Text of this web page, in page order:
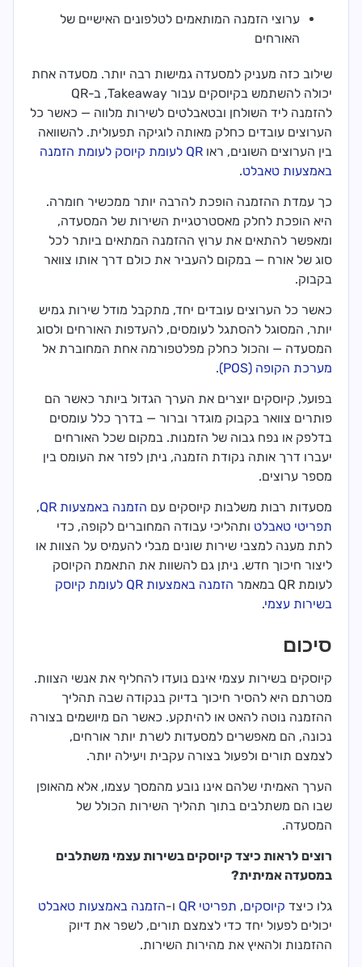
ערוצי הזמנה המותאמים לטלפונים האישיים של
האורחים
שילוב כזה מעניק למסעדה גמישות רבה יותר. מסעדה אחת
יכולה להשתמש בקיוסקים עבור Takeaway, ב-QR
להזמנה ליד השולחן ובטאבלטים לשירות מלווה — כאשר כל
הערוצים עובדים כחלק מאותה לוגיקה תפעולית. להשוואה
בין הערוצים השונים, ראו
QR לעומת קיוסק לעומת הזמנה
באמצעות טאבלט.
כך עמדת ההזמנה הופכת להרבה יותר ממכשיר חומרה.
היא הופכת לחלק מאסטרטגיית השירות של המסעדה,
ומאפשר להתאים את ערוץ ההזמנה המתאים ביותר לכל
סוג של אורח — במקום להעביר את כולם דרך אותו צוואר
בקבוק.
כאשר כל הערוצים עובדים יחד, מתקבל מודל שירות גמיש
יותר, המסוגל להסתגל לעומסים, להעדפות האורחים ולסוג
המסעדה — והכול כחלק מפלטפורמה אחת המחוברת אל
מערכת הקופה (POS)
.
בפועל, קיוסקים יוצרים את הערך הגדול ביותר כאשר הם
פותרים צוואר בקבוק מוגדר וברור — בדרך כלל עומסים
בדלפק או נפח גבוה של הזמנות. במקום שכל האורחים
יעברו דרך אותה נקודת הזמנה, ניתן לפזר את העומס בין
מספר ערוצים.
מסעדות רבות משלבות קיוסקים עם הזמנה באמצעות QR
,
תפריטי טאבלט ותהליכי עבודה המחוברים לקופה, כדי
לתת מענה למצבי שירות שונים מבלי להעמיס על הצוות או
ליצור חיכוך חדש. ניתן גם להשוות את התאמת הקיוסק
לעומת QR במאמר
הזמנה באמצעות QR לעומת קיוסק
בשירות עצמי.
סיכום
קיוסקים בשירות עצמי אינם נועדו להחליף את אנשי הצוות.
מטרתם היא להסיר חיכוך בדיוק בנקודה שבה תהליך
ההזמנה נוטה להאט או להיתקע. כאשר הם מיושמים בצורה
נכונה, הם מאפשרים למסעדות לשרת יותר אורחים,
לצמצם תורים ולפעול בצורה עקבית ויעילה יותר.
הערך האמיתי שלהם אינו נובע מהמסך עצמו, אלא מהאופן
שבו הם משתלבים בתוך תהליך השירות הכולל של
המסעדה.
רוצים לראות כיצד קיוסקים בשירות עצמי משתלבים
במסעדה אמיתית?
גלו כיצד קיוסקים, תפריטי QR ו-הזמנה באמצעות טאבלט
יכולים לפעול יחד כדי לצמצם תורים, לשפר את דיוק
ההזמנות ולהאיץ את מהירות השירות.